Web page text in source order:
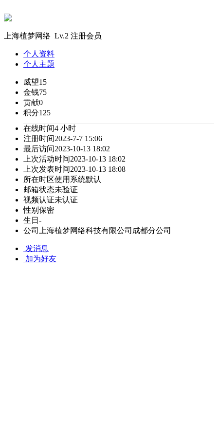
上海植梦网络 Lv.2 注册会员
个人资料
个人主题
威望15
金钱75
贡献0
积分125
在线时间4 小时
注册时间2023-7-7 15:06
最后访问2023-10-13 18:02
上次活动时间2023-10-13 18:02
上次发表时间2023-10-13 18:08
所在时区使用系统默认
邮箱状态未验证
视频认证未认证
性别 保密
生日 -
公司
上海植梦网络科技有限公司成都分公司
发消息
加为好友